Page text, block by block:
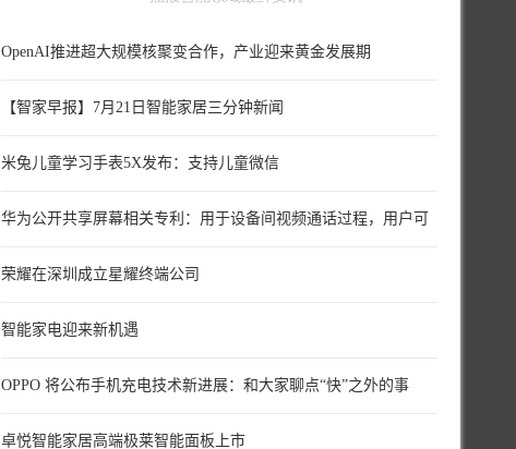
OpenAI推进超大规模核聚变合作，产业迎来黄金发展期
【智家早报】7月21日智能家居三分钟新闻
米兔儿童学习手表5X发布：支持儿童微信
华为公开共享屏幕相关专利：用于设备间视频通话过程，用户可
选择
荣耀在深圳成立星耀终端公司
智能家电迎来新机遇
OPPO 将公布手机充电技术新进展：和大家聊点“快”之外的事
卓悦智能家居高端极莱智能面板上市